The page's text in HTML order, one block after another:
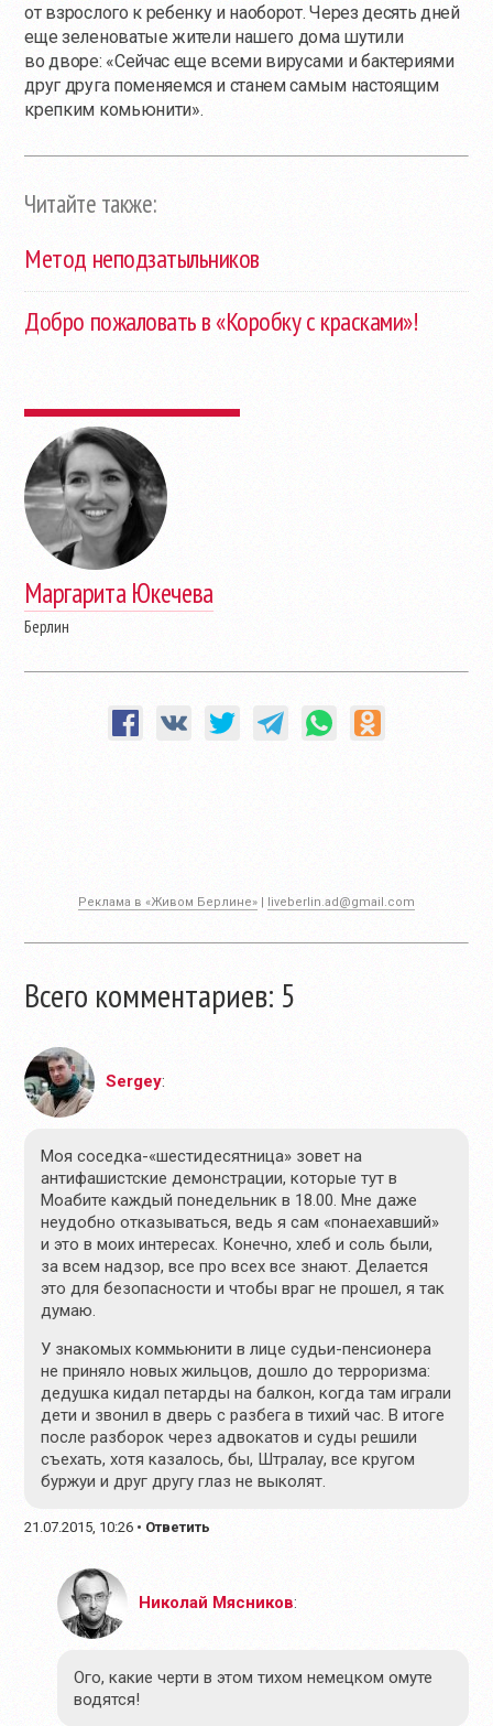
от взрослого к ребенку и наоборот. Через десять дней
еще зеленоватые жители нашего дома шутили
во дворе: «Сейчас еще всеми вирусами и бактериями
друг друга поменяемся и станем самым настоящим
крепким комьюнити».
Читайте также:
Метод неподзатыльников
Добро пожаловать в «Коробку с красками»!
Маргарита Юкечева
Берлин
Реклама в «Живом Берлине» | liveberlin.ad@gmail.com
Всего комментариев: 5
Sergey:
Моя соседка-«шестидесятница» зовет на
антифашистские демонстрации, которые тут в
Моабите каждый понедельник в 18.00. Мне даже
неудобно отказываться, ведь я сам «понаехавший»
и это в моих интересах. Конечно, хлеб и соль были,
за всем надзор, все про всех все знают. Делается
это для безопасности и чтобы враг не прошел, я так
думаю.
У знакомых коммьюнити в лице судьи-пенсионера
не приняло новых жильцов, дошло до терроризма:
дедушка кидал петарды на балкон, когда там играли
дети и звонил в дверь с разбега в тихий час. В итоге
после разборок через адвокатов и суды решили
съехать, хотя казалось, бы, Штралау, все кругом
буржуи и друг другу глаз не выколят.
21.07.2015, 10:26 • Ответить
Николай Мясников:
Ого, какие черти в этом тихом немецком омуте
водятся!